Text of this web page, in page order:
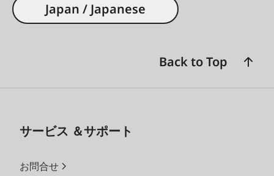
Japan / Japanese
Back to Top
サービス ＆サポート
お問合せ